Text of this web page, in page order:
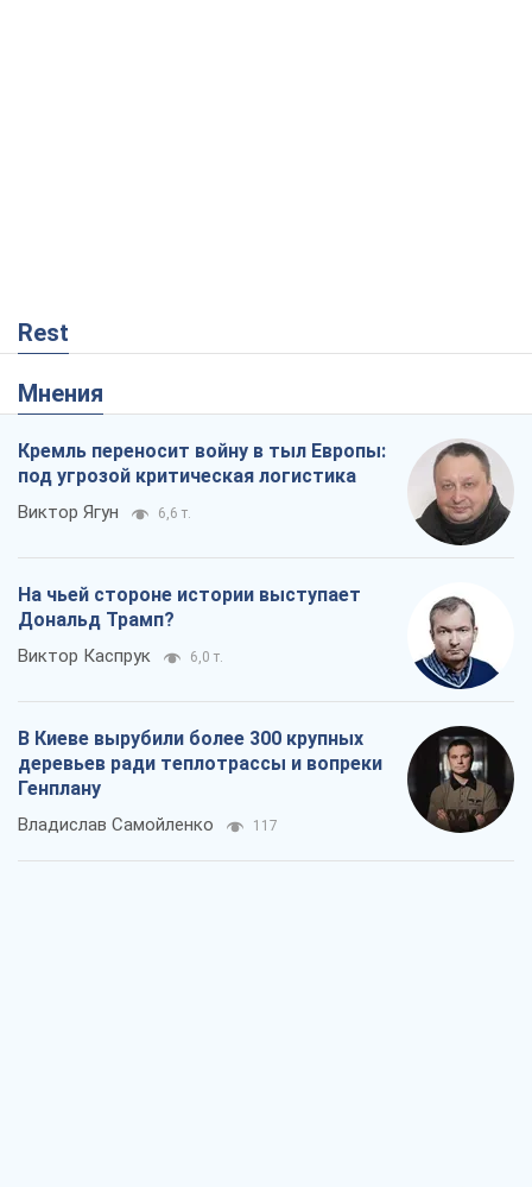
Rest
Мнения
Кремль переносит войну в тыл Европы:
под угрозой критическая логистика
Виктор Ягун 6,6 т.
На чьей стороне истории выступает
Дональд Трамп?
Виктор Каспрук 6,0 т.
В Киеве вырубили более 300 крупных
деревьев ради теплотрассы и вопреки
Генплану
Владислав Самойленко 117